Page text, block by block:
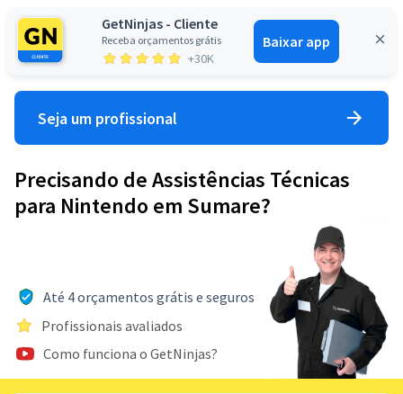
GetNinjas - Cliente
Receba orçamentos grátis
+30K
Baixar app
Entrar
Seja um profissional
Precisando de Assistências Técnicas
para Nintendo em Sumare?
Até 4 orçamentos grátis e seguros
Profissionais avaliados
Como funciona o GetNinjas?